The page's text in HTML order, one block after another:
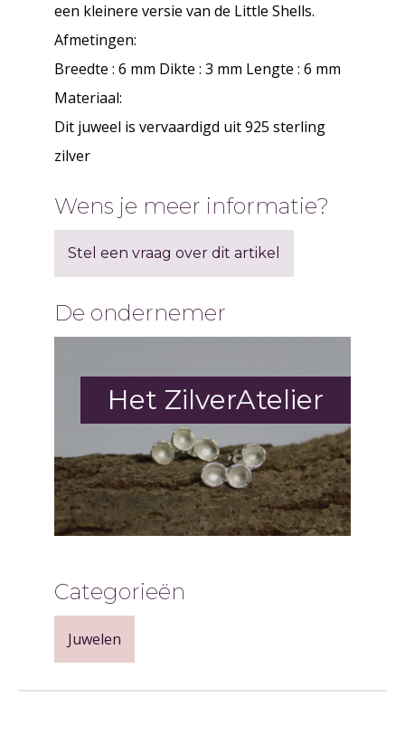
een kleinere versie van de Little Shells.
Afmetingen:
Breedte : 6 mm Dikte : 3 mm Lengte : 6 mm
Materiaal:
Dit juweel is vervaardigd uit 925 sterling
zilver
Wens je meer informatie?
Stel een vraag over dit artikel
De ondernemer
Het ZilverAtelier
Categorieën
Juwelen